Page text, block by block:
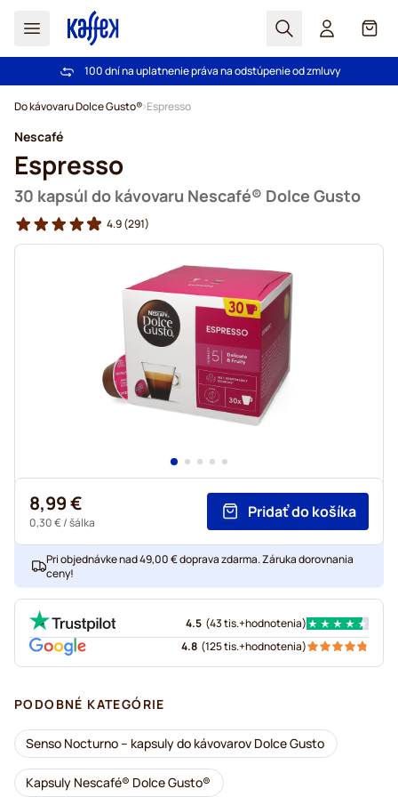
Hľadať Košík
Pri objednávke nad 49,00 € doprava zdarma
100 dní na uplatnenie práva na odstúpenie od zmluvy
Do kávovaru Dolce Gusto® Espresso
Nescafé
Espresso
30 kapsúl do kávovaru Nescafé® Dolce Gusto
4.9(291)
8,99 €
0,30 €/ šálka
Pridať do košíka
Pri objednávke nad 49,00 € doprava zdarma. Záruka dorovnania
ceny!
4.5 (43 tis.+hodnotenia)
4.8 (125 tis.+hodnotenia)
PODOBNÉ KATEGÓRIE
Senso Nocturno – kapsuly do kávovarov Dolce Gusto
Kapsuly Nescafé® Dolce Gusto®